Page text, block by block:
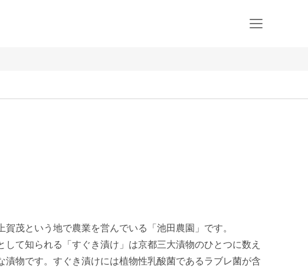
賀茂という地で農業を営んでいる「池田農園」です。
して知られる「すぐき漬け」は京都三大漬物のひとつに数え
漬物です。すぐき漬けには植物性乳酸菌であるラブレ菌が含